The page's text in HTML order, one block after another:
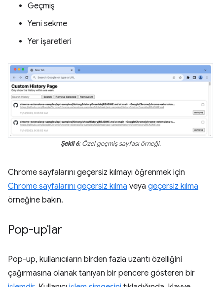
Geçmiş
Yeni sekme
Yer işaretleri
Şekil 6: Özel geçmiş sayfası örneği.
Chrome sayfalarını geçersiz kılmayı öğrenmek için
Chrome sayfalarını geçersiz kılma veya geçersiz kılma
örneğine bakın.
Pop-up'lar
Pop-up, kullanıcıların birden fazla uzantı özelliğini
çağırmasına olanak tanıyan bir pencere gösteren bir